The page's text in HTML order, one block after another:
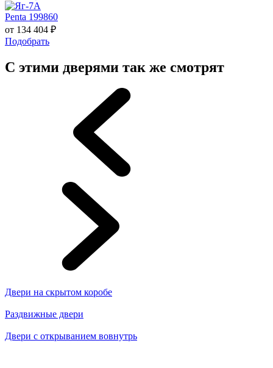
Penta 199860
от 134 404 ₽
Подобрать
С этими дверями так же смотрят
Двери на скрытом коробе
Раздвижные двери
Двери с открыванием вовнутрь